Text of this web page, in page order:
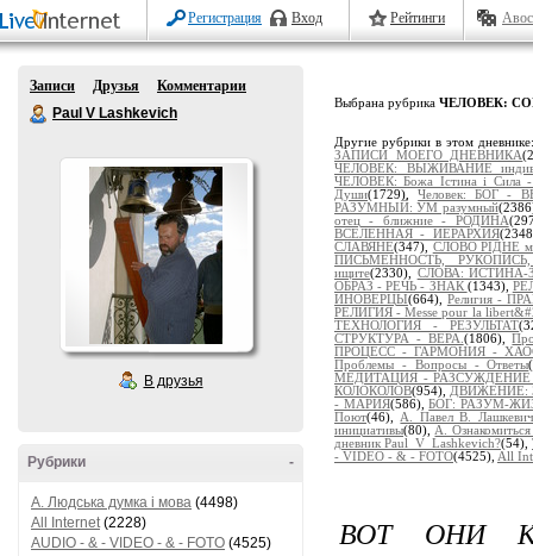
Регистрация Вход Рейтинги
Записи Друзья
Комментарии
Paul V Lashkevich
В друзья
-
Рубрики
A. Людська думка і мова (4498)
All Internet(2228)
AUDIO - & - VIDEO - & - FOTO (4525)
Выбрана рубрика ЧЕЛОВЕК:
Другие рубрики в этом
ЗАПИСИ МОЕГО ДНЕВНИКА
ЧЕЛОВЕК: ВЫЖИВАНИЕ
ЧЕЛОВЕК: Божа Істина і
Души(1729),Человек: БОГ -
РАЗУМНЫЙ: УМ разумный
отец - ближние - РОДИНА
ВСЕЛЕННАЯ - ИЕРАРХИЯ
СЛАВЯНЕ(347), СЛОВО РІДНЕ
ПИСЬМЕННОСТЬ,
ищите(2330), СЛОВА:
ОБРАЗ - РЕЧЬ - ЗНАК (1343),
ИНОВЕРЦЫ(664), Религия -
РЕЛИГИЯ - Messe pour la
ТЕХНОЛОГИЯ - РЕЗУЛЬТАТ
СТРУКТУРА - ВЕРА. (1806),
ПРОЦЕСС - ГАРМОНИЯ -
Проблемы - Вопросы - Ответы
МЕДИТАЦИЯ - РАЗСУЖДЕНИЕ -
КОЛОКОЛОВ(954), ДВИЖЕНИЕ:
- МАРИЯ(586),БОГ: РАЗУМ-
Поют(46), А. Павел В.
инициативы(80), А.
дневник Paul_V_Lashkevich?(54),
- VIDEO - & - FOTO(4525), All
ВОТ ОНИ